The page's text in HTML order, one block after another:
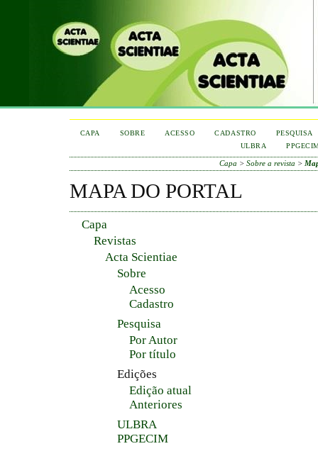
CAPA SOBRE ACESSO CADASTRO
PESQUISA
ULBRA
Capa >Sobre a revista >
MAPA DO PORTAL
Capa
Revistas
Acta Scientiae
Sobre
Acesso
Cadastro
Pesquisa
Por Autor
Por título
Edições
Edição atual
Anteriores
ULBRA
PPGECIM